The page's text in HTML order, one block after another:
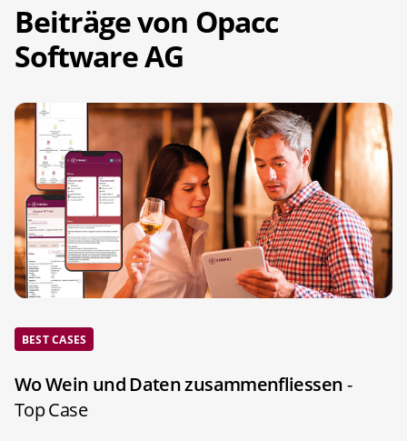
Beiträge von Opacc
Software AG
BEST CASES
Wo Wein und Daten zusammenfliessen-
Top Case